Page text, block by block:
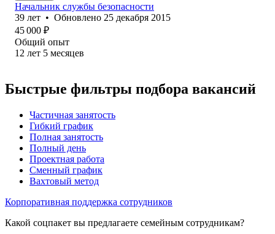
Начальник службы безопасности
39 лет • Обновлено 25 декабря 2015
45 000 ₽
Общий опыт
12 лет 5 месяцев
Быстрые фильтры подбора вакансий
Частичная занятость
Гибкий график
Полная занятость
Полный день
Проектная работа
Сменный график
Вахтовый метод
Корпоративная поддержка сотрудников
Какой соцпакет вы предлагаете семейным сотрудникам?